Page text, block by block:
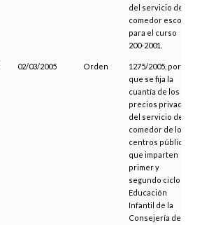
del servicio de
comedor escolar
para el curso
200-2001.
02/03/2005 Orden
1275/2005, por la
que se fija la
cuantía de los
precios privados
del servicio de
comedor de los
centros públicos
que imparten
primer y
segundo ciclo de
Educación
Infantil de la
Consejería de